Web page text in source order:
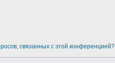
связанных с этой конференцией?